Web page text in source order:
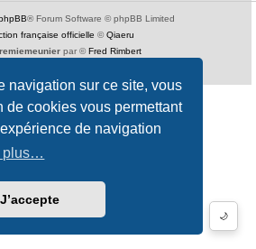
navigation sur ce site, vous
de cookies vous permettant
de navigation
plus…
J’accepte
🌙
® Forum Software © phpBB Limited
française officielle ©Qiaeru
par © Fred Rimbert